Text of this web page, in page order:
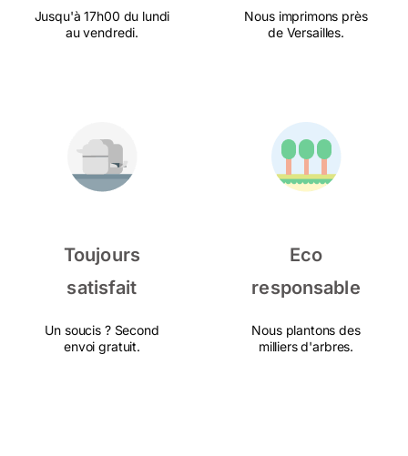
Jusqu'à 17h00 du lundi
au vendredi.
Nous imprimons près
de Versailles.
Toujours
satisfait
Un soucis ? Second
envoi gratuit.
Eco
responsable
Nous plantons des
milliers d'arbres.